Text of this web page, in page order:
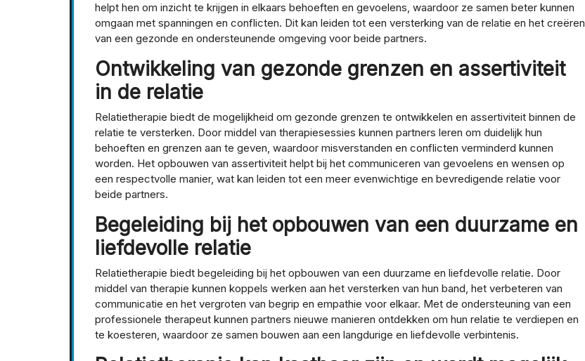
helpt hen om inzicht te krijgen in elkaars behoeften en gevoelens, waardoor ze samen beter kunnen
omgaan met spanningen en conflicten. Dit kan leiden tot een versterking van de relatie en het creëren
van een gezonde en ondersteunende omgeving voor beide partners.
Ontwikkeling van gezonde grenzen en assertiviteit
in de relatie
Relatietherapie biedt de mogelijkheid om gezonde grenzen te ontwikkelen en assertiviteit binnen de
relatie te versterken. Door middel van therapiesessies kunnen partners leren om duidelijk hun
behoeften en grenzen aan te geven, waardoor misverstanden en conflicten verminderd kunnen
worden. Het opbouwen van assertiviteit helpt bij het communiceren van gevoelens en wensen op
een respectvolle manier, wat kan leiden tot een meer evenwichtige en bevredigende relatie voor
beide partners.
Begeleiding bij het opbouwen van een duurzame en
liefdevolle relatie
Relatietherapie biedt begeleiding bij het opbouwen van een duurzame en liefdevolle relatie. Door
middel van therapie kunnen koppels werken aan het versterken van hun band, het verbeteren van
communicatie en het vergroten van begrip en empathie voor elkaar. Met de ondersteuning van een
professionele therapeut kunnen partners nieuwe manieren ontdekken om hun relatie te verdiepen en
te koesteren, waardoor ze samen bouwen aan een langdurige en liefdevolle verbintenis.